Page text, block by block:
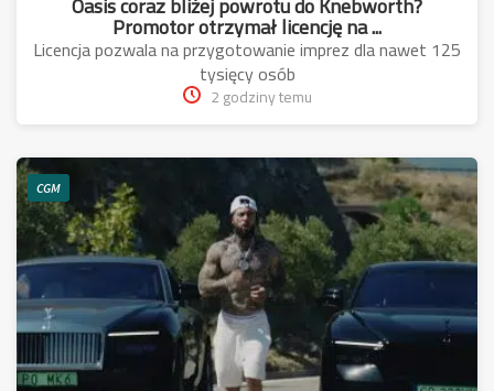
Promotor otrzymał licencję na ...
Licencja pozwala na przygotowanie imprez dla nawet 125
tysięcy osób
2 godziny temu
CGM